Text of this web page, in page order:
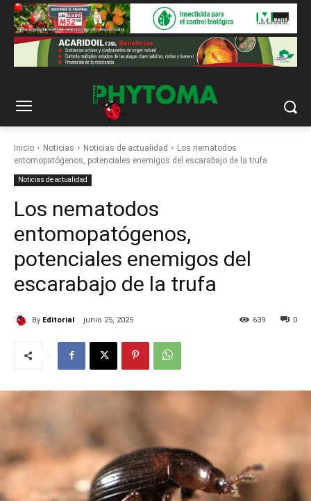
Inicio Noticias Noticias de actualidad
Los nematodos
entomopatógenos, potenciales enemigos del escarabajo de la trufa
Noticias de actualidad
Los nematodos
entomopatógenos,
potenciales enemigos del
escarabajo de la trufa
By Editorial junio 25, 2025 0
639